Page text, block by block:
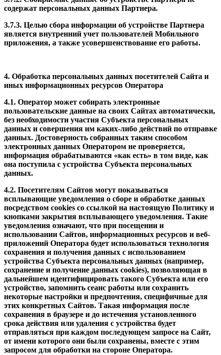
содержат персональных данных Партнера.
3.7.3. Целью сбора информации об устройстве Партнера
является внутренний учет пользователей Мобильного
приложения, а также усовершенствование его работы.
4. Обработка персональных данных посетителей Сайта и
иных информационных ресурсов Оператора
4.1. Оператор может собирать электронные
пользовательские данные на своих Сайтах автоматически,
без необходимости участия Субъекта персональных
данных и совершения им каких-либо действий по отправке
данных. Достоверность собранных таким способом
электронных данных Оператором не проверяется,
информация обрабатываются «как есть» в том виде, как
она поступила с устройства Субъекта персональных
данных.
4.2. Посетителям Сайтов могут показываться
всплывающие уведомления о сборе и обработке данных
посредством cookies со ссылкой на настоящую Политику и
кнопками закрытия всплывающего уведомления. Такие
уведомления означают, что при посещении и
использовании Сайтов, информационных ресурсов и веб-
приложений Оператора будет использоваться технология
сохранения и получения данных с использованием
устройства Субъекта персональных данных (например,
сохранение и получение данных cookies), позволяющая в
дальнейшем идентифицировать такого Субъекта или его
устройство, запомнить сеанс работы или сохранить
некоторые настройки и предпочтения, специфичные для
этих конкретных Сайтов. Такая информация после
сохранения в браузере и до истечения установленного
срока действия или удаления с устройства будет
отправляться при каждом последующем запросе на Сайт,
от имени которого они были сохранены, вместе с этим
запросом для обработки на стороне Оператора.